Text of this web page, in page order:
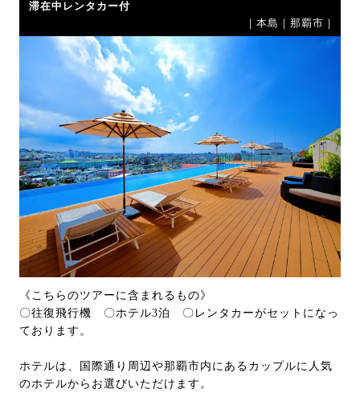
滞在中レンタカー付
｜本島｜那覇市｜
《こちらのツアーに含まれるもの》
〇往復飛行機 〇ホテル3泊 〇レンタカーがセットになっ
ております。
ホテルは、国際通り周辺や那覇市内にあるカップルに人気
のホテルからお選びいただけます。